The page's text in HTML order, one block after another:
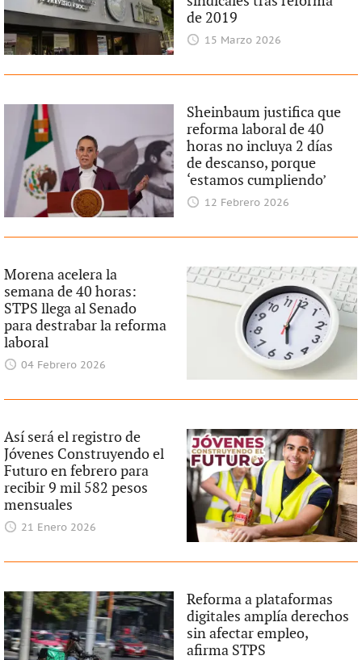
de 2019
15 Marzo 2026
Sheinbaum justifica que
reforma laboral de 40
horas no incluya 2 días
de descanso, porque
‘estamos cumpliendo’
12 Febrero 2026
Morena acelera la
semana de 40 horas:
STPS llega al Senado
para destrabar la reforma
laboral
04 Febrero 2026
Así será el registro de
Jóvenes Construyendo el
Futuro en febrero para
recibir 9 mil 582 pesos
mensuales
21 Enero 2026
Reforma a plataformas
digitales amplía derechos
sin afectar empleo,
afirma STPS